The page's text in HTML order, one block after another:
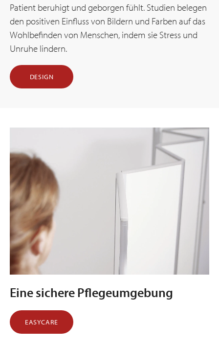
Patient beruhigt und geborgen fühlt. Studien belegen
den positiven Einfluss von Bildern und Farben auf das
Wohlbefinden von Menschen, indem sie Stress und
Unruhe lindern.
DESIGN
Eine sichere Pflegeumgebung
EASYCARE